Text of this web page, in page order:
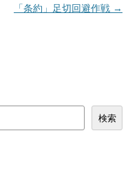
「条約」足切回避作戦 →
検索